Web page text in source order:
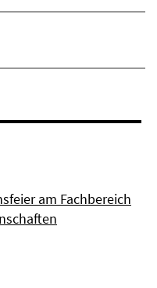
am Fachbereich